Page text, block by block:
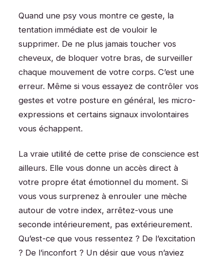
Quand une psy vous montre ce geste, la
tentation immédiate est de vouloir le
supprimer. De ne plus jamais toucher vos
cheveux, de bloquer votre bras, de surveiller
chaque mouvement de votre corps. C’est une
erreur. Même si vous essayez de contrôler vos
gestes et votre posture en général, les micro-
expressions et certains signaux involontaires
vous échappent.
La vraie utilité de cette prise de conscience est
ailleurs. Elle vous donne un accès direct à
votre propre état émotionnel du moment. Si
vous vous surprenez à enrouler une mèche
autour de votre index, arrêtez-vous une
seconde intérieurement, pas extérieurement.
Qu’est-ce que vous ressentez ? De l’excitation
? De l’inconfort ? Un désir que vous n’aviez